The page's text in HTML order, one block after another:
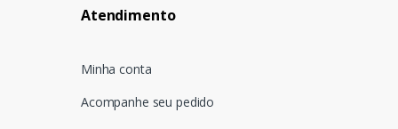
Atendimento
Minha conta
Acompanhe seu pedido